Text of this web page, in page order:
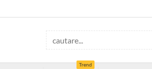
Trend